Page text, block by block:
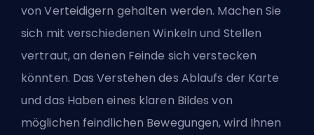
von Verteidigern gehalten werden. Machen Sie
sich mit verschiedenen Winkeln und Stellen
vertraut, an denen Feinde sich verstecken
könnten. Das Verstehen des Ablaufs der Karte
und das Haben eines klaren Bildes von
möglichen feindlichen Bewegungen, wird Ihnen